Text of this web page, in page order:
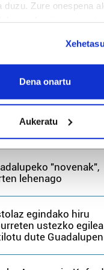
duzu. Zure onespena
also like to:
about your
device by actively
(fingerprinting)
in thedetails
zure datu
zure IP zenbakia,
cookieak adibidez,
iragarkiak
buruzko informazioa
Dena onartu
Aukeratu
20º
Irun
irakurrienak
"novenak",
lehenago
egindako hiru
ustezko egilea
dute Guadalupen